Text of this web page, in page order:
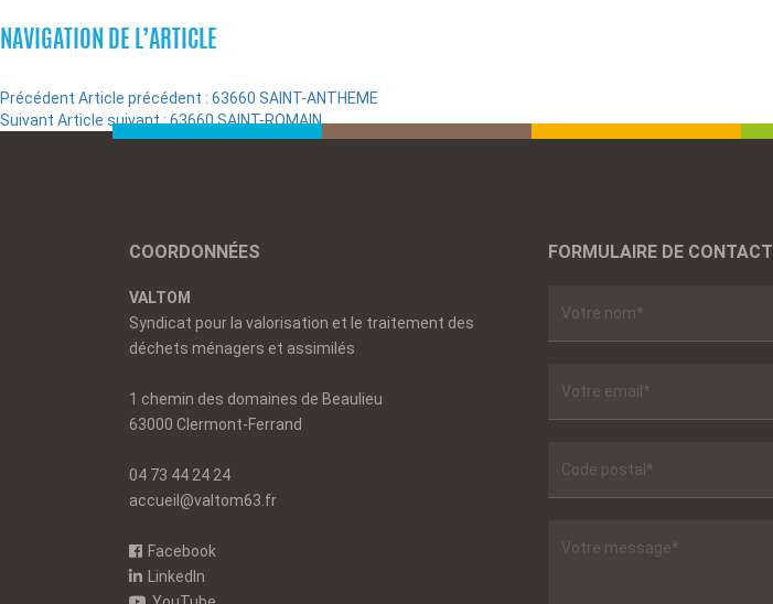
NAVIGATION DE L’ARTICLE
Précédent Article précédent : 63660 SAINT-ANTHEME
Suivant Article suivant :63660 SAINT-ROMAIN
COORDONNÉES
VALTOM
Syndicat pour la valorisation et le traitement des
déchets ménagers et assimilés
1 chemin des domaines de Beaulieu
63000 Clermont-Ferrand
04 73 44 24 24
accueil@valtom63.fr
Facebook
LinkedIn
FORMULAIRE DE CONTACT